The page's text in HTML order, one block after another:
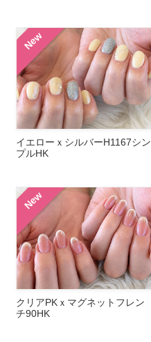
New
イエローｘシルバーH1167シン
プルHK
New
クリアPKｘマグネットフレン
チ90HK